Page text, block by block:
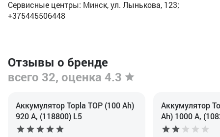
Сервисные центры: Минск, ул. Лынькова, 123;
+375445506448
Отзывы о бренде
всего 32, оценка 4.3
Аккумулятор Topla TOP (100 Ah)
920 А, (118800) L5
Аккумулятор
Ah) 1000 А,